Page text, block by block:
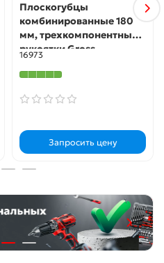
Плоскогубцы
комбинированные 180
мм, трехкомпонентные
рукоятки Gross
16973
Запросить цену